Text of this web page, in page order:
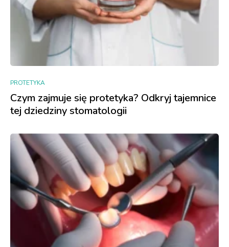
PROTETYKA
Czym zajmuje się protetyka? Odkryj tajemnice
tej dziedziny stomatologii